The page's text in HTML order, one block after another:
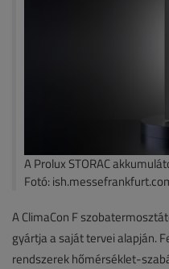
A Prolux STORAC
Fotó:
A ClimaCon F
gyártja a saját tervei alapján.
rendszerek hőmérséklet-